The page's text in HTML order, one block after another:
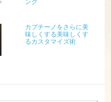
ング
カプチーノをさらに美
味しくする美味しくす
るカスタマイズ術